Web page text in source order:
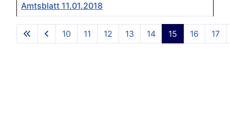
Beiträge
Amtsblatt 11.01.2018
Seite 15 von 50
10 11 12 13 14 15 16 17